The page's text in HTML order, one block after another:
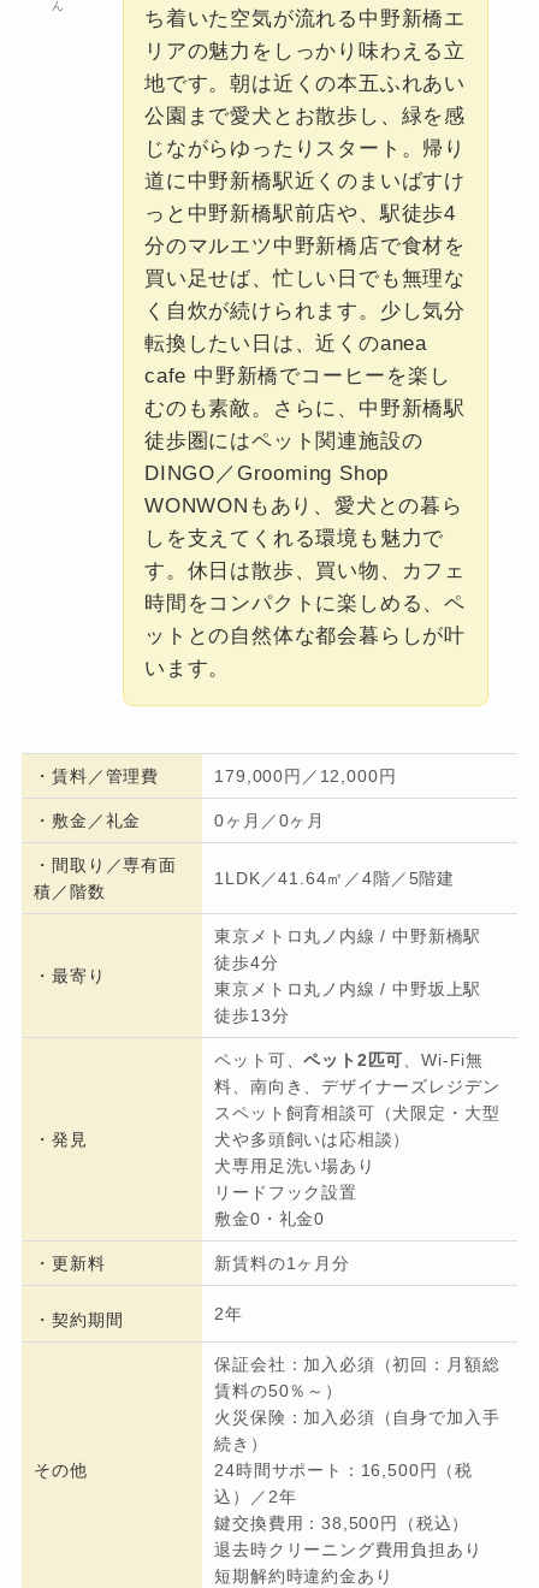
ん
ち着いた空気が流れる中野新橋エ
リアの魅力をしっかり味わえる立
地です。朝は近くの本五ふれあい
公園まで愛犬とお散歩し、緑を感
じながらゆったりスタート。帰り
道に中野新橋駅近くのまいばすけ
っと中野新橋駅前店や、駅徒歩4
分のマルエツ中野新橋店で食材を
買い足せば、忙しい日でも無理な
く自炊が続けられます。少し気分
転換したい日は、近くのanea
cafe 中野新橋でコーヒーを楽し
むのも素敵。さらに、中野新橋駅
徒歩圏にはペット関連施設の
DINGO／Grooming Shop
WONWONもあり、愛犬との暮ら
しを支えてくれる環境も魅力で
す。休日は散歩、買い物、カフェ
時間をコンパクトに楽しめる、ペ
ットとの自然体な都会暮らしが叶
います。
・賃料／管理費 179,000円／12,000円
・ 敷金／礼金 0ヶ月／0ヶ月
・間取り／専有面
積／階数
1LDK／41.64㎡／4階／5階建
・最寄り
東京メトロ丸ノ内線 / 中野新橋駅
徒歩4分
東京メトロ丸ノ内線 / 中野坂上駅
徒歩13分
・発見
ペット可、ペット2匹可、Wi-Fi無
料、南向き、デザイナーズレジデン
スペット飼育相談可（犬限定・大型
犬や多頭飼いは応相談）
犬専用足洗い場あり
リードフック設置
敷金0・礼金0
・更新料 新賃料の1ヶ月分
・契約期間 2年
その他
保証会社：加入必須（初回：月額総
賃料の50％～）
火災保険：加入必須（自身で加入手
続き）
24時間サポート：16,500円（税
込）／2年
鍵交換費用：38,500円（税込）
退去時クリーニング費用負担あり
短期解約時違約金あり